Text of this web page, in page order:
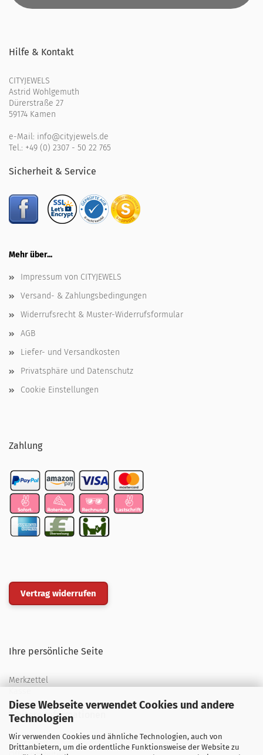
Diese Webseite verwendet Cookies und andere
Technologien
Wir verwenden Cookies und ähnliche Technologien, auch von
Drittanbietern, um die ordentliche Funktionsweise der Website zu
Hilfe & Kontakt
CITYJEWELS
Astrid Wohlgemuth
Dürerstraße 27
59174 Kamen
e-Mail: info@cityjewels.de
Tel.: +49 (0) 2307 - 50 22 765
Sicherheit & Service
Mehr über...
Impressum von CITYJEWELS
Versand- & Zahlungsbedingungen
Widerrufsrecht & Muster-Widerrufsformular
AGB
Liefer- und Versandkosten
Privatsphäre und Datenschutz
Cookie Einstellungen
Zahlung
Vertrag widerrufen
Ihre persönliche Seite
Merkzettel
Weitere Informationen
Über uns